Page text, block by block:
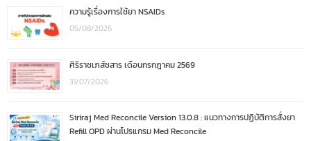
ความรู้เรื่องการใช้ยา NSAIDs
05/08/2026
ศิริราชเภสัชสาร เดือนกรกฎาคม 2569
31/07/2026
Siriraj Med Reconcile Version 13.0.8 : แนวทางการปฏิบัติการสั่งยา
Refill OPD ผ่านโปรแกรม Med Reconcile